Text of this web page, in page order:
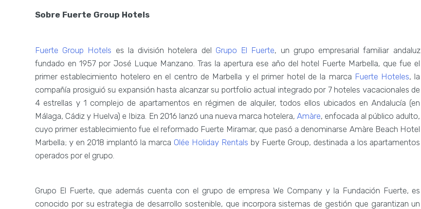
Sobre Fuerte Group Hotels
Fuerte Group Hotels es la división hotelera del Grupo El Fuerte, un grupo empresarial familiar andaluz
fundado en 1957 por José Luque Manzano. Tras la apertura ese año del hotel Fuerte Marbella, que fue el
primer establecimiento hotelero en el centro de Marbella y el primer hotel de la marca Fuerte Hoteles, la
compañía prosiguió su expansión hasta alcanzar su portfolio actual integrado por 7 hoteles vacacionales de
4 estrellas y 1 complejo de apartamentos en régimen de alquiler, todos ellos ubicados en Andalucía (en
Málaga, Cádiz y Huelva) e Ibiza. En 2016 lanzó una nueva marca hotelera,Amàre, enfocada al público adulto,
cuyo primer establecimiento fue el reformado Fuerte Miramar, que pasó a denominarse Amàre Beach Hotel
Marbella; y en 2018 implantó la marca Olée Holiday Rentals by Fuerte Group, destinada a los apartamentos
operados por el grupo.
Grupo El Fuerte, que además cuenta con el grupo de empresa We Company y la Fundación Fuerte, es
conocido por su estrategia de desarrollo sostenible, que incorpora sistemas de gestión que garantizan un